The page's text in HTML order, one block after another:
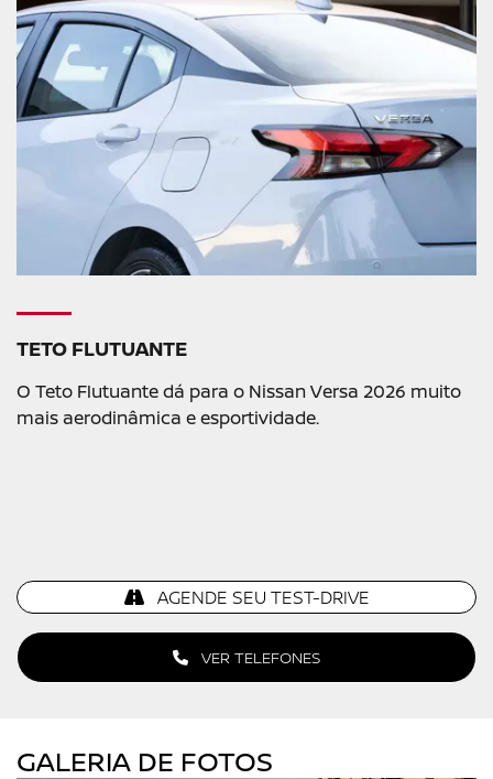
TETO FLUTUANTE
O Teto Flutuante dá para o Nissan Versa 2026 muito
mais aerodinâmica e esportividade.
VER TELEFONES
AGENDE SEU TEST-DRIVE
GALERIA DE FOTOS